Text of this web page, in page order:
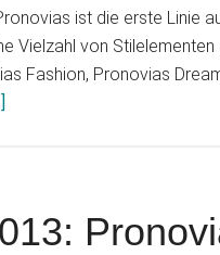
ist die erste Linie
Vielzahl von
Fashion, Pronovias
Pronovias
Modell